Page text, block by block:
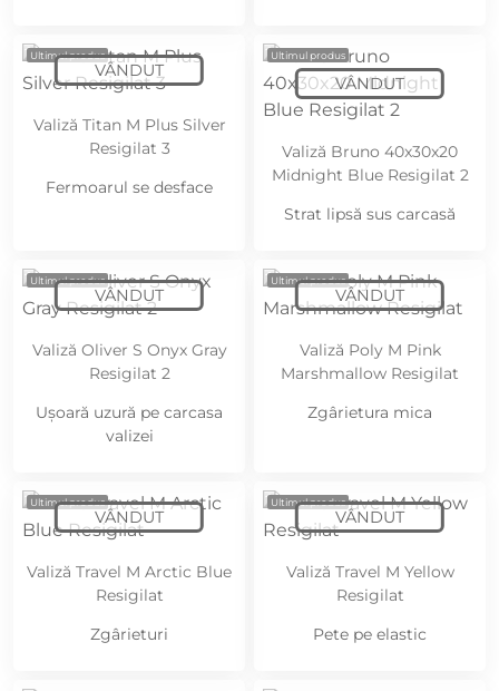
Ultimul produs
Valiză Titan M Plus Silver
Resigilat 3
Fermoarul se desface
Ultimul produs
Valiză Bruno 40x30x20
Midnight Blue Resigilat 2
Strat lipsă sus carcasă
Ultimul produs
Valiză Oliver S Onyx Gray
Resigilat 2
Ușoară uzură pe carcasa
valizei
Ultimul produs
Valiză Poly M Pink
Marshmallow Resigilat
Zgârietura mica
Ultimul produs
Valiză Travel M Arctic Blue
Resigilat
Zgârieturi
Ultimul produs
Valiză Travel M Yellow
Resigilat
Pete pe elastic